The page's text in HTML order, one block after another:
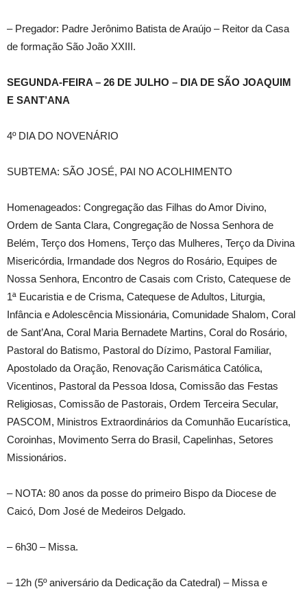
– Pregador: Padre Jerônimo Batista de Araújo – Reitor da Casa
de formação São João XXIII.
SEGUNDA-FEIRA – 26 DE JULHO – DIA DE SÃO JOAQUIM
E SANT’ANA
4º DIA DO NOVENÁRIO
SUBTEMA: SÃO JOSÉ, PAI NO ACOLHIMENTO
Homenageados: Congregação das Filhas do Amor Divino,
Ordem de Santa Clara, Congregação de Nossa Senhora de
Belém, Terço dos Homens, Terço das Mulheres, Terço da Divina
Misericórdia, Irmandade dos Negros do Rosário, Equipes de
Nossa Senhora, Encontro de Casais com Cristo, Catequese de
1ª Eucaristia e de Crisma, Catequese de Adultos, Liturgia,
Infância e Adolescência Missionária, Comunidade Shalom, Coral
de Sant’Ana, Coral Maria Bernadete Martins, Coral do Rosário,
Pastoral do Batismo, Pastoral do Dízimo, Pastoral Familiar,
Apostolado da Oração, Renovação Carismática Católica,
Vicentinos, Pastoral da Pessoa Idosa, Comissão das Festas
Religiosas, Comissão de Pastorais, Ordem Terceira Secular,
PASCOM, Ministros Extraordinários da Comunhão Eucarística,
Coroinhas, Movimento Serra do Brasil, Capelinhas, Setores
Missionários.
– NOTA: 80 anos da posse do primeiro Bispo da Diocese de
Caicó, Dom José de Medeiros Delgado.
– 6h30 – Missa.
– 12h (5º aniversário da Dedicação da Catedral) – Missa e